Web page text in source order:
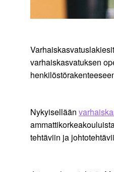
varhaiskasvatuksen
Nykyisellään
tehtäviin ja